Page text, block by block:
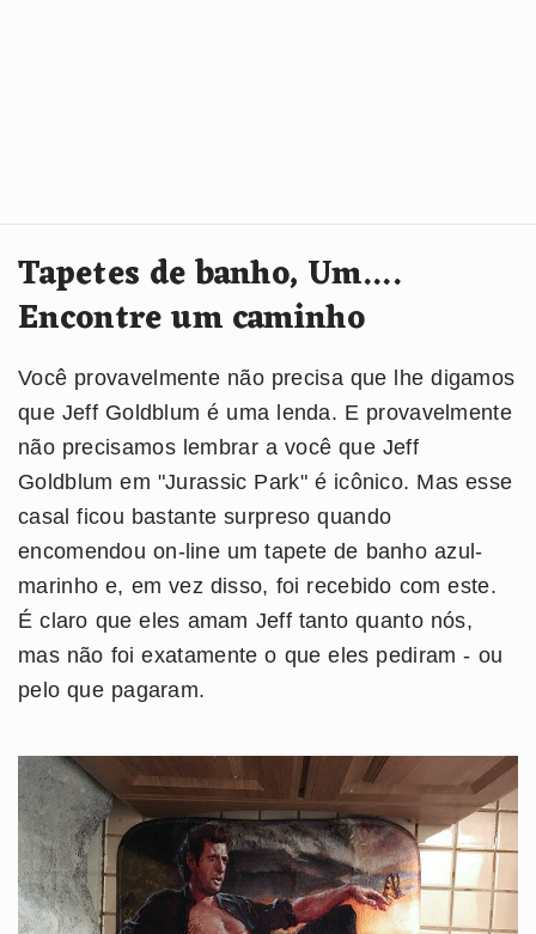
Tapetes de banho, Um....
Encontre um caminho
Você provavelmente não precisa que lhe digamos
que Jeff Goldblum é uma lenda. E provavelmente
não precisamos lembrar a você que Jeff
Goldblum em "Jurassic Park" é icônico. Mas esse
casal ficou bastante surpreso quando
encomendou on-line um tapete de banho azul-
marinho e, em vez disso, foi recebido com este.
É claro que eles amam Jeff tanto quanto nós,
mas não foi exatamente o que eles pediram - ou
pelo que pagaram.